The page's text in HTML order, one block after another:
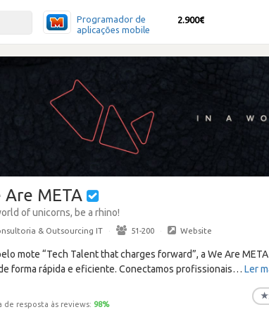
Programador de
aplicações mobile
2.900€
Are META
of unicorns, be a rhino!
& Outsourcing IT · 51-200 · Website
mote “Tech Talent that charges forward”, a We Are
forma rápida e eficiente. Conectamos profissionais… Ler
de resposta às reviews: 98%
★